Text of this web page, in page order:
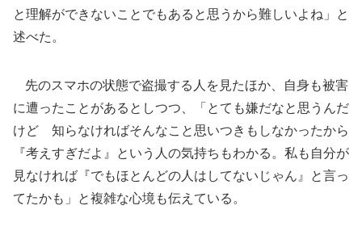
と理解ができないことでもあると思うから難しいよね」と
述べた。
先のスマホの状態で盗撮する人を見たほか、自身も被害
に遭ったことがあるとしつつ、「とても嫌だなと思うんだ
けど 知らなければそんなこと思いつきもしなかったから
『考えすぎだよ』という人の気持ちもわかる。私も自分が
見なければ『でもほとんどの人はしてないじゃん』と言っ
てたかも」と複雑な心境も伝えている。